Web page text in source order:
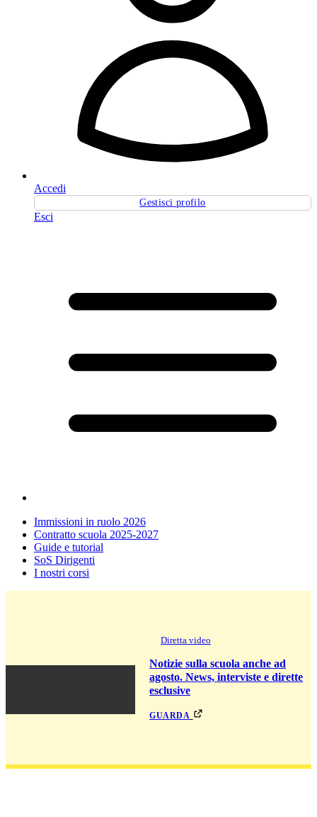
Accedi
Gestisci profilo
Esci
Immissioni in ruolo 2026
Contratto scuola 2025-2027
Guide e tutorial
SoS Dirigenti
I nostri corsi
Diretta video
Notizie sulla scuola anche ad
agosto. News, interviste e dirette
esclusive
guarda